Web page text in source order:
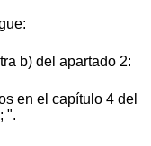
b) del apartado 2:
en el capítulo 4 del
".